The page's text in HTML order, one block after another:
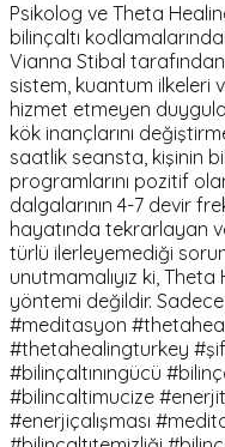
Psikolog ve Theta
bilinçaltı
Vianna Stibal
sistem, kuantum ilkeleri
hizmet etmeyen
kök inançlarını
saatlik seansta, kişinin
programlarını pozitif
dalgalarının 4-7 devir
hayatında tekrarlayan
türlü ilerleyemediği
unutmamalıyız ki,
yöntemi değildir.
#meditasyon
#thetahealingturkey
#bilinçaltınıngücü
#bilincaltimucize
#enerjiçalışması